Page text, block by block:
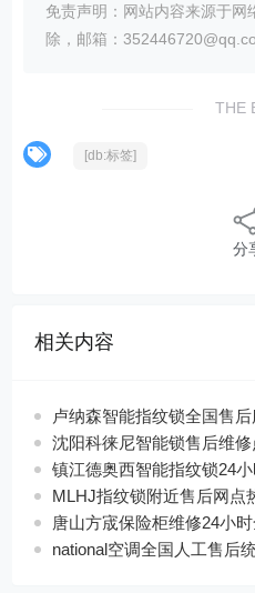
免责声明：网站内容来源于网
除，邮箱：
THE
[db:标签]
分
相关内容
卢纳森智能指纹锁全国售
沈阳科徕尼智能锁售后维
镇江德奥西智能指纹锁24
MLHJ指纹锁附近售后网点
唐山方宬保险柜维修24小
national空调全国人工售后